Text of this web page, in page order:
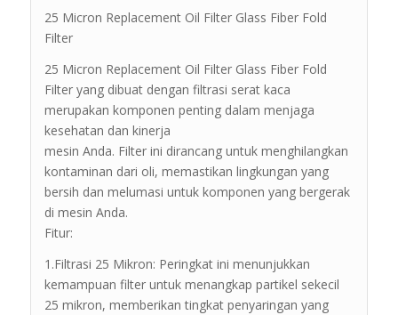
25 Micron Replacement Oil Filter Glass Fiber Fold
Filter
25 Micron Replacement Oil Filter Glass Fiber Fold
Filter yang dibuat dengan filtrasi serat kaca
merupakan komponen penting dalam menjaga
kesehatan dan kinerja
mesin Anda. Filter ini dirancang untuk menghilangkan
kontaminan dari oli, memastikan lingkungan yang
bersih dan melumasi untuk komponen yang bergerak
di mesin Anda.
Fitur:
1.Filtrasi 25 Mikron: Peringkat ini menunjukkan
kemampuan filter untuk menangkap partikel sekecil
25 mikron, memberikan tingkat penyaringan yang